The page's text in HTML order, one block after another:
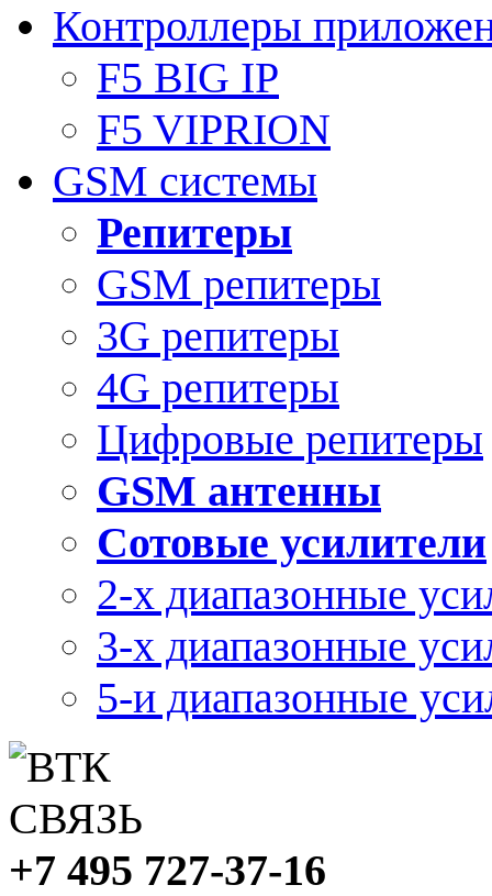
Контроллеры
F5 BIG IP
F5 VIPRION
GSM системы
Репитеры
GSM репитеры
3G репитеры
4G репитеры
Цифровые репитеры
GSM антенны
Сотовые усилители
2-х диапазонные
3-х диапазонные
5-и диапазонные
+7 495 727-37-16